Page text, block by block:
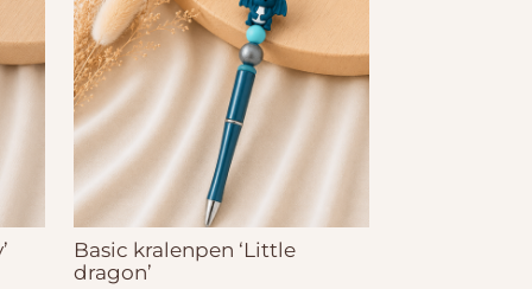
Basic kralenpen ‘Little
dragon’